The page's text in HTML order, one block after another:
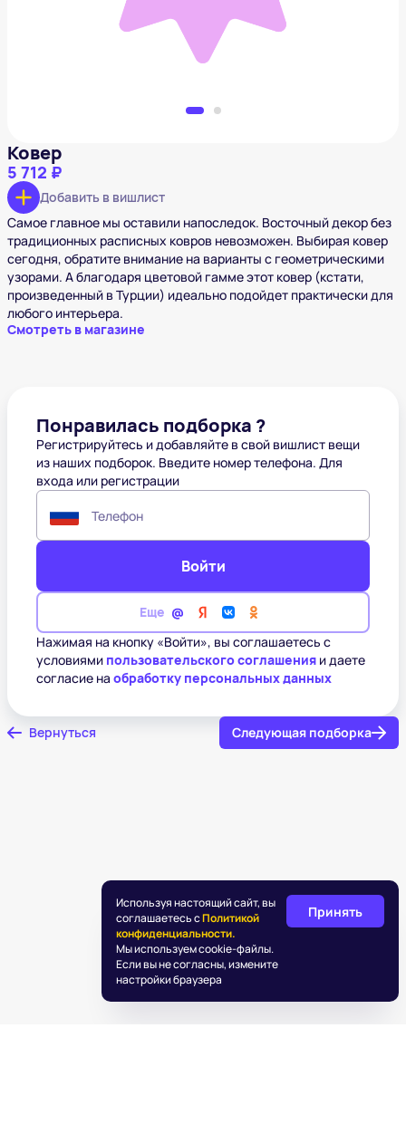
Ковер
5 712 ₽
Добавить в вишлист
Самое главное мы оставили напоследок. Восточный декор без
традиционных расписных ковров невозможен. Выбирая ковер
сегодня, обратите внимание на варианты с геометрическими
узорами. А благодаря цветовой гамме этот ковер (кстати,
произведенный в Турции) идеально подойдет практически для
любого интерьера.
Смотреть в магазине
Понравилась подборка ?
Регистрируйтесь и добавляйте в свой вишлист вещи
из наших подборок. Введите номер телефона. Для
входа или регистрации
Телефон
Войти
Еще
Нажимая на кнопку «Войти», вы соглашаетесь с
условиями пользовательского соглашения и даете
согласие на обработку персональных данных
Вернуться Следующая подборка
Используя настоящий сайт, вы
соглашаетесь сПолитикой
конфиденциальности.
Мы используем cookie-файлы.
Если вы не согласны, измените
настройки браузера
Принять